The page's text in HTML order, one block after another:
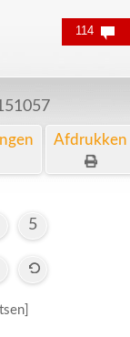
Afdrukken
5
114